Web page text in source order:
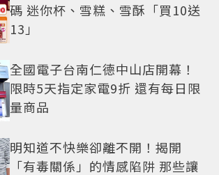
碼 迷你杯、雪糕、雪酥「買10送
13」
全國電子台南仁德中山店開幕！
限時5天指定家電9折 還有每日限
量商品
明知道不快樂卻離不開！揭開
「有毒關係」的情感陷阱 那些讓